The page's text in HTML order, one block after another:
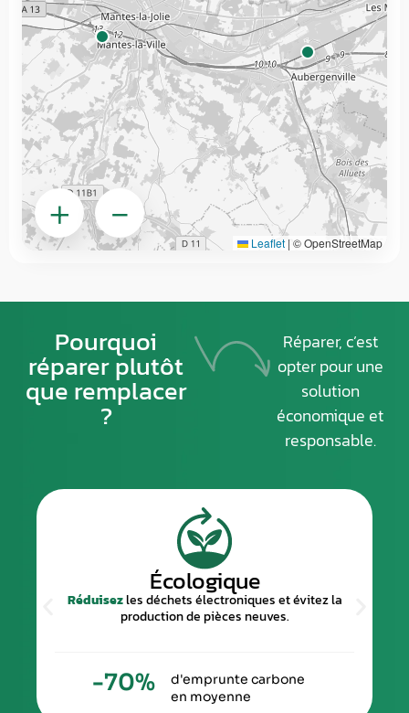
L’Essence de L’Automobile
1 Boulevard de Mantes, 78410 Aubergenville, France
Île-de-France
06-75-00-27-38
+ −
Leaflet | © OpenStreetMap
Pourquoi
réparer plutôt
que remplacer
?
Réparer, c’est
opter pour une
solution
économique et
responsable.
et évitez la
carbone
2à5fois moins cher qu’un
performance
0